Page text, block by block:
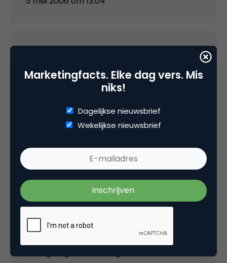
Onder webbouwers is het algemeen bekend
dat een traag ladende site een bron van
ergernis en vertrekkende bezoekers is. Dat dit
nu vanuit de marketinginvalshoek wordt
bevestigd verbaast me niks.
Mijn favoriete webcomputerwinkel heeft niets
op voorraad. Die begint pas te bouwen als je
een bestelling plaatst en betaalt 🙂 Maar bij
kleine supplies e.d. is het inderdaad ergerlijk,
en zo onnodig. Voorraad moet tegenwoordig
een virtueel gegeven zijn. Kwestie van een
Marketingfacts. Elke dag vers. Mis
niks!
Dagelijkse nieuwsbrief
Wekelijkse nieuwsbrief